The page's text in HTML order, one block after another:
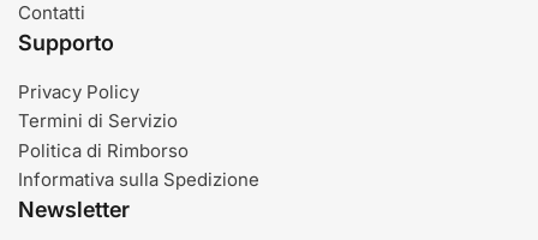
Contatti
Supporto
Privacy Policy
Termini di Servizio
Politica di Rimborso
Informativa sulla Spedizione
Newsletter